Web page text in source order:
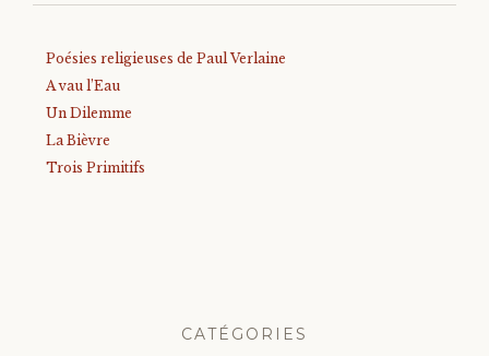
Poésies religieuses de Paul Verlaine
A vau l’Eau
Un Dilemme
La Bièvre
Trois Primitifs
CATÉGORIES